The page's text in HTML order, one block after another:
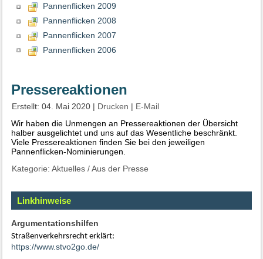
Pannenflicken 2009
Pannenflicken 2008
Pannenflicken 2007
Pannenflicken 2006
Pressereaktionen
Erstellt: 04. Mai 2020 | Drucken | E-Mail
Wir haben die Unmengen an Pressereaktionen der Übersicht
halber ausgelichtet und uns auf das Wesentliche beschränkt.
Viele Pressereaktionen finden Sie bei den jeweiligen
Pannenflicken-Nominierungen.
Kategorie:Aktuelles /Aus der Presse
Linkhinweise
Argumentationshilfen
Straßenverkehrsrecht erklärt:
https://www.stvo2go.de/